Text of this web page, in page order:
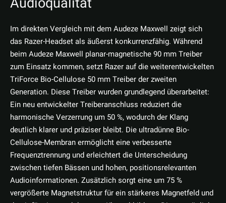
Im direkten Vergleich mit dem Audeze Maxwell zeigt sich
das Razer-Headset als äußerst konkurrenzfähig. Während
beim Audeze Maxwell planar-magnetische 90 mm Treiber
zum Einsatz kommen, setzt Razer auf die weiterentwickelten
TriForce Bio-Cellulose 50 mm Treiber der zweiten
Generation. Diese Treiber wurden grundlegend überarbeitet:
Ein neu entwickelter Treiberanschluss reduziert die
harmonische Verzerrung um 50 %, wodurch der Klang
deutlich klarer und präziser bleibt. Die ultradünne Bio-
Cellulose-Membran ermöglicht eine verbesserte
Frequenztrennung und erleichtert die Unterscheidung
zwischen tiefen Bässen und hohen, positionsrelevanten
Audioinformationen. Zusätzlich sorgt eine um 75 %
vergrößerte Magnetstruktur für ein stärkeres Magnetfeld und